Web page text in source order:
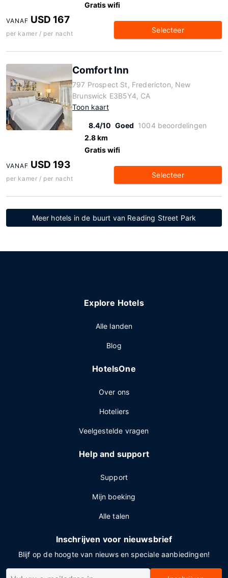
Gratis wifi
VANAF USD 167
per kamer / per nacht Selecteer
Comfort Inn
797 Prospect St, Fredericton, New
Brunswick E3B5Y4, CA
Toon kaart
8.4/10 Goed 1004 beoordelingen
2.8 km
Gratis wifi
VANAF USD 193
per kamer / per nacht Selecteer
Meer hotels in de buurt van Reading Street Park
Explore Hotels
Alle landen
Blog
HotelsOne
Over ons
Hoteliers
Veelgestelde vragen
Help and support
Support
Mijn boeking
Alle talen
Inschrijven voor nieuwsbrief
Blijf op de hoogte van nieuws en speciale aanbiedingen!